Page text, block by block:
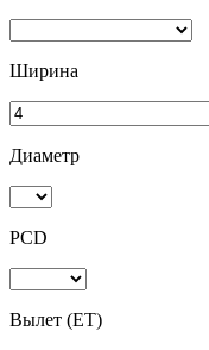
Ширина
Диаметр
PCD
Вылет (ET)